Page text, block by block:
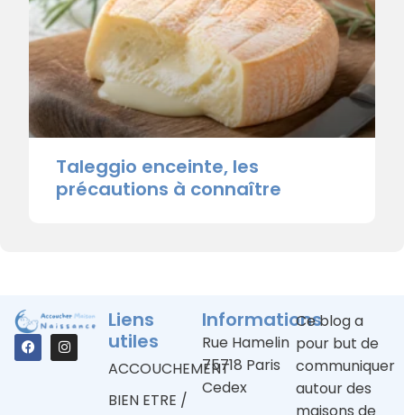
Taleggio enceinte, les
précautions à connaître
Liens
utiles
ACCOUCHEMENT
BIEN ETRE /
Informations
Rue Hamelin
75718 Paris
Cedex
Ce blog a
pour but de
communiquer
autour des
maisons de